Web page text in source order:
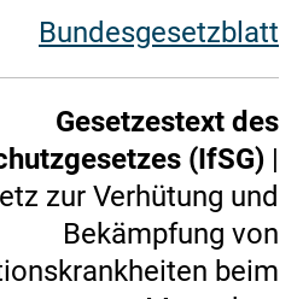
Bundesgesetzblatt
Gesetzestext des
(IfSG) |
zur Verhütung und
Bekämpfung von
beim